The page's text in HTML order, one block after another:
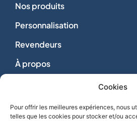
Cookies
Pour offrir les meilleures expériences, nous
telles que les cookies pour stocker et/ou
Nos produits
Personnalisation
Revendeurs
À propos